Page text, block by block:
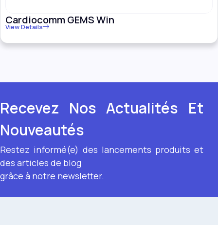
Cardiocomm GEMS Win
View Details
Recevez Nos Actualités Et
Nouveautés
Restez informé(e) des lancements produits et
des articles de blog
grâce à notre newsletter.